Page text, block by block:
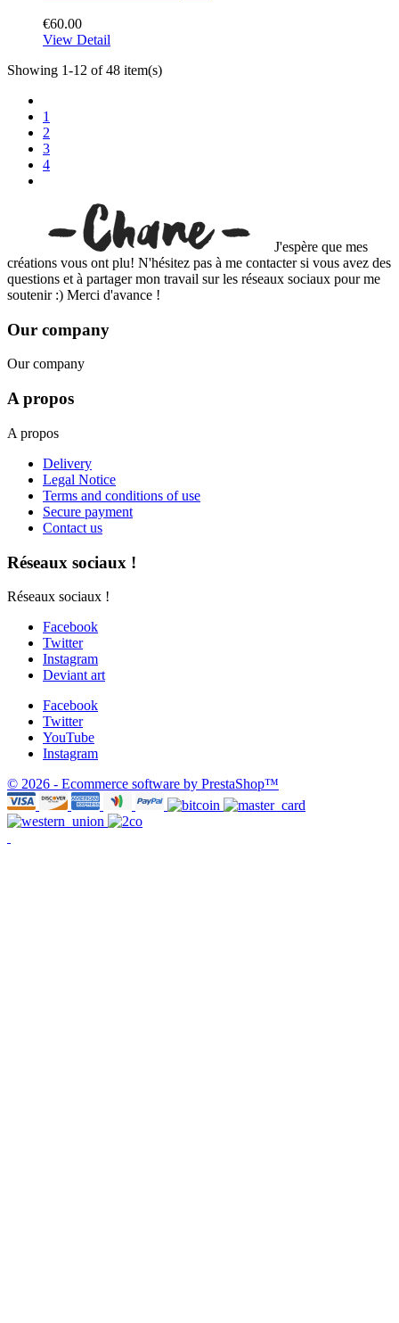
€60.00
View Detail
Showing 1-12 of 48 item(s)
1
2
3
4
J'espère que mes
créations vous ont plu! N'hésitez pas à me contacter si vous avez des
questions et à partager mon travail sur les réseaux sociaux pour me
soutenir :) Merci d'avance !
Our company
Our company
A propos
A propos
Delivery
Legal Notice
Terms and conditions of use
Secure payment
Contact us
Réseaux sociaux !
Réseaux sociaux !
Facebook
Twitter
Instagram
Deviant art
Facebook
Twitter
YouTube
Instagram
© 2026 - Ecommerce software by PrestaShop™